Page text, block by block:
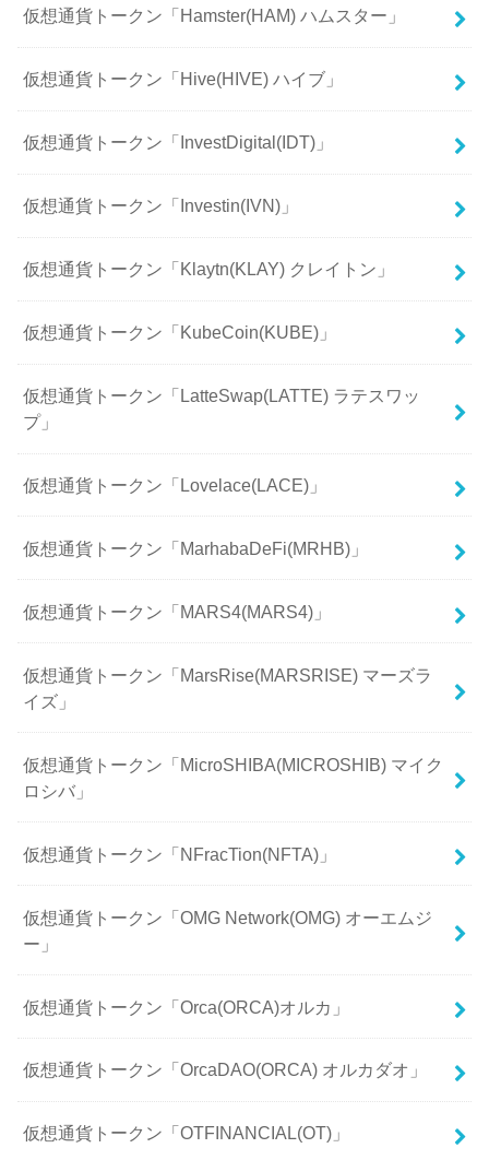
仮想通貨トークン「Hamster(HAM) ハムスター」
仮想通貨トークン「Hive(HIVE) ハイブ」
仮想通貨トークン「InvestDigital(IDT)」
仮想通貨トークン「Investin(IVN)」
仮想通貨トークン「Klaytn(KLAY) クレイトン」
仮想通貨トークン「KubeCoin(KUBE)」
仮想通貨トークン「LatteSwap(LATTE) ラテスワッ
プ」
仮想通貨トークン「Lovelace(LACE)」
仮想通貨トークン「MarhabaDeFi(MRHB)」
仮想通貨トークン「MARS4(MARS4)」
仮想通貨トークン「MarsRise(MARSRISE) マーズラ
イズ」
仮想通貨トークン「MicroSHIBA(MICROSHIB) マイク
ロシバ」
仮想通貨トークン「NFracTion(NFTA)」
仮想通貨トークン「OMG Network(OMG) オーエムジ
ー」
仮想通貨トークン「Orca(ORCA)オルカ」
仮想通貨トークン「OrcaDAO(ORCA) オルカダオ」
仮想通貨トークン「OTFINANCIAL(OT)」